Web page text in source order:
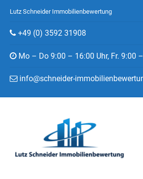
Lutz Schneider Immobilienbewertung
+49 (0) 3592 31908
Mo – Do 9:00 – 16:00 Uhr, Fr. 9:00
info@schneider-